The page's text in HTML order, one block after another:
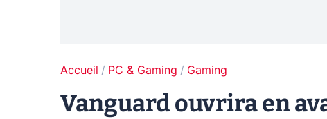
Accueil PC & Gaming Gaming
Vanguard ouvrira en